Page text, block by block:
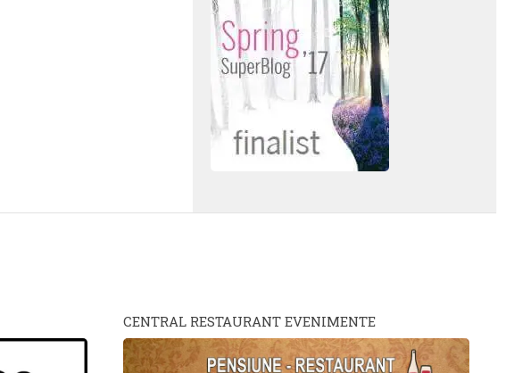
CENTRAL RESTAURANT EVENIMENTE